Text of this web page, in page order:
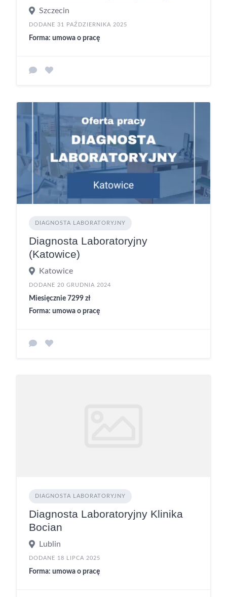
Szczecin
DODANE 31 PAŹDZIERNIKA 2025
Forma: umowa o pracę
DIAGNOSTA LABORATORYJNY
Diagnosta Laboratoryjny
(Katowice)
Katowice
DODANE 20 GRUDNIA 2024
Miesięcznie 7299 zł
Forma: umowa o pracę
DIAGNOSTA LABORATORYJNY
Diagnosta Laboratoryjny Klinika
Bocian
Lublin
DODANE 18 LIPCA 2025
Forma: umowa o pracę